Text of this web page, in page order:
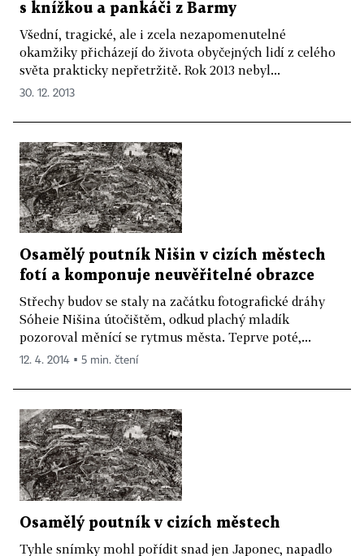
s knížkou a pankáči z Barmy
Všední, tragické, ale i zcela nezapomenutelné
okamžiky přicházejí do života obyčejných lidí z celého
světa prakticky nepřetržitě. Rok 2013 nebyl...
30. 12. 2013
Osamělý poutník Nišin v cizích městech
fotí a komponuje neuvěřitelné obrazce
Střechy budov se staly na začátku fotografické dráhy
Sóheie Nišina útočištěm, odkud plachý mladík
pozoroval měnící se rytmus města. Teprve poté,...
12. 4. 2014 ▪ 5 min. čtení
Osamělý poutník v cizích městech
Tyhle snímky mohl pořídit snad jen Japonec, napadlo